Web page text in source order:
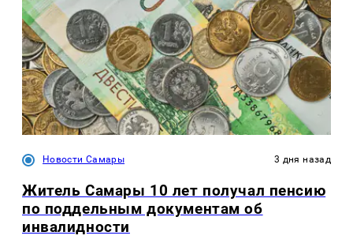
Новости Самары 3 дня назад
Житель Самары 10 лет получал пенсию
по поддельным документам об
инвалидности